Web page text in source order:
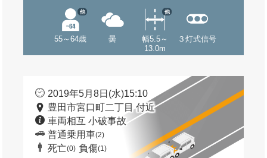
55～64歳
他
曇
幅5.5～
13.0m
他
３灯式信号
2019年5月8日(水)15:10
豊田市宮口町二丁目 付近
車両相互 小破事故
普通乗用車(2)
死亡(0) 負傷(1)